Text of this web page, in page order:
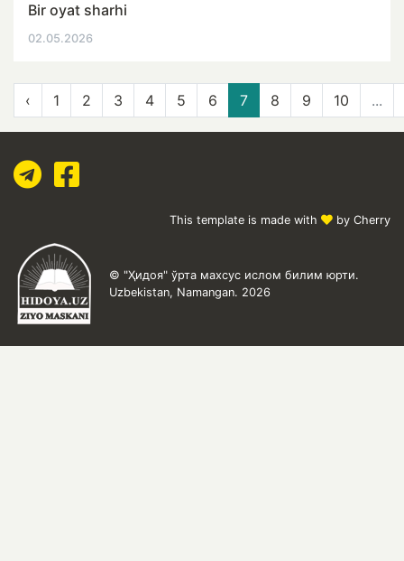
Bir oyat sharhi
02.05.2026
‹ 1 2 3 4 5 6 7 8 9 10 ...
This template is made with by Cherry
© "Ҳидоя" ўрта махсус ислом билим юрти.
Uzbekistan, Namangan. 2026